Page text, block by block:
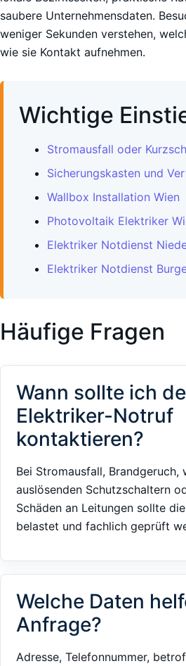
saubere Unternehmensdaten.
weniger Sekunden verstehen,
wie sie Kontakt aufnehmen.
Wichtige
Stromausfall oder
Sicherungskasten und
Wallbox Installation Wien
Photovoltaik Elektriker
Elektriker Notdienst
Elektriker Notdienst
Häufige Fragen
Wann sollte ich
Elektriker-Notruf
kontaktieren?
Bei Stromausfall, Brandgeruch,
auslösenden Schutzschaltern
Schäden an Leitungen sollte
belastet und fachlich geprüft
Welche Daten
Anfrage?
Adresse, Telefonnummer,